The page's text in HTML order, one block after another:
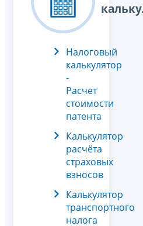
Налоговый
калькулятор
-
Расчет
стоимости
патента
Калькулятор
расчёта
страховых
взносов
Калькулятор
транспортного
налога